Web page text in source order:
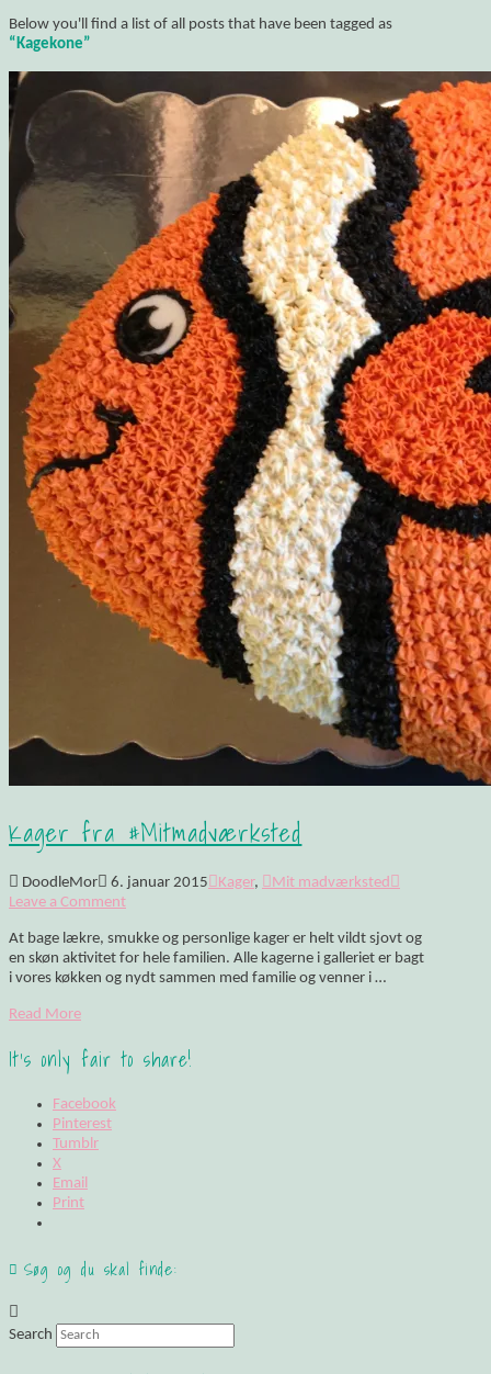
Below you'll find a list of all posts that have been tagged as
“Kagekone”
Kager fra #Mitmadværksted
DoodleMor 6. januar 2015 Kager,
Mit madværksted
Leave a Comment
At bage lækre, smukke og personlige kager er helt vildt sjovt og
en skøn aktivitet for hele familien. Alle kagerne i galleriet er bagt
i vores køkken og nydt sammen med familie og venner i …
Read More
It's only fair to share!
Facebook
Pinterest
Tumblr
X
Email
Print
Søg og du skal finde:
Search